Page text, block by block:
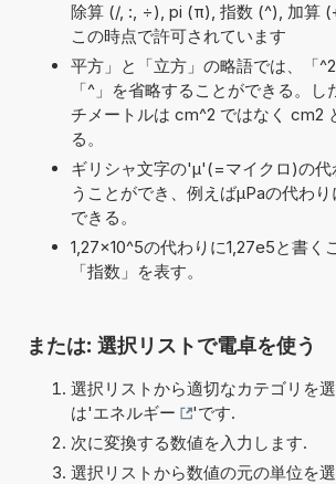
除算 (/, :, ÷), pi (π), 指数 (^), 加算
この時点で許可されています
平方」と「立方」の略語では、「
「^」を省略することができる。
チメートルは cm^2 ではなく cm2
る。
ギリシャ文字の'μ'(=マイクロ)の
うことができ、例えばµPaの代わ
できる。
1,27×10^5の代わりに1,27e5と書く
「指数」を表す。
または: 選択リストで電卓を使う
選択リストから適切なカテゴリを
は'エネルギー
'です.
次に変換する数値を入力します.
選択リストから数値の元の単位を